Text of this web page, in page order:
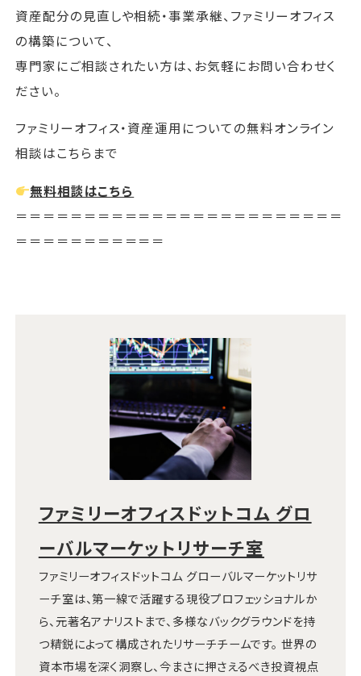
資産配分の見直しや相続・事業承継、ファミリーオフィス
の構築について、
専門家にご相談されたい方は、お気軽にお問い合わせく
ださい。
ファミリーオフィス・資産運用についての無料オンライン
相談はこちらまで
無料相談はこちら
＝＝＝＝＝＝＝＝＝＝＝＝＝＝＝＝＝＝＝＝＝＝＝＝
＝＝＝＝＝＝＝＝＝＝＝
ファミリーオフィスドットコム グロ
ーバルマーケットリサーチ室
ファミリーオフィスドットコム グローバルマーケットリサ
ーチ室は、第一線で活躍する現役プロフェッショナルか
ら、元著名アナリストまで、多様なバックグラウンドを持
つ精鋭によって構成されたリサーチチームです。 世界の
資本市場を深く洞察し、今まさに押さえるべき投資視点